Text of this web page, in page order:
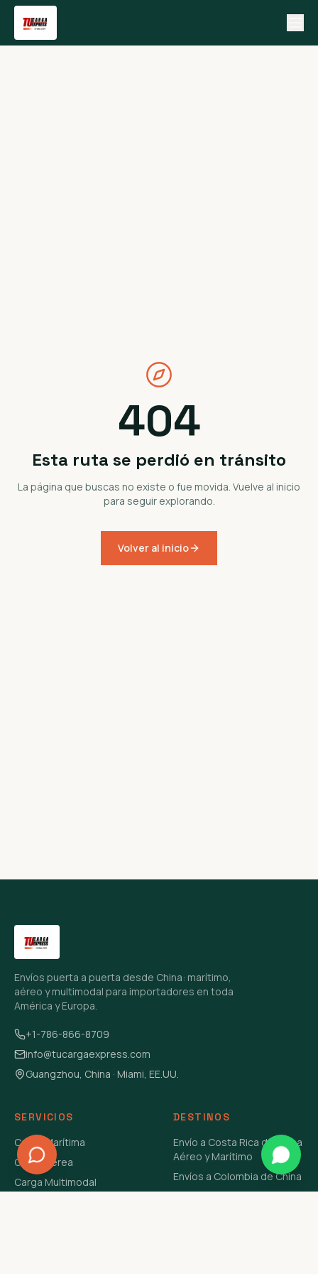
404
Esta ruta se perdió en tránsito
La página que buscas no existe o fue movida. Vuelve al inicio
para seguir explorando.
Volver al inicio
Envíos puerta a puerta desde China: marítimo,
aéreo y multimodal para importadores en toda
América y Europa.
+1-786-866-8709
info@tucargaexpress.com
Guangzhou, China · Miami, EE.UU.
SERVICIOS
Carga Marítima
Carga Aérea
Carga Multimodal
DESTINOS
Envío a Costa Rica de China
Aéreo y Marítimo
Envíos a Colombia de China